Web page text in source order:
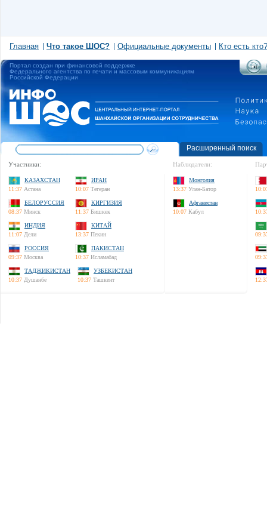
Главная Что такое ШОС? Официальные документы Кто есть кто?
Портал создан при финансовой поддержке
Федерального агентства по печати и массовым коммуникациям
Российской Федерации
Расширенный поиск
Участники:
КАЗАХСТАН
11:37 Астана
ИРАН
10:07 Тегеран
БЕЛОРУССИЯ
08:37 Минск
КИРГИЗИЯ
11:37 Бишкек
ИНДИЯ
11:07 Дели
КИТАЙ
13:37 Пекин
РОССИЯ
09:37 Москва
ПАКИСТАН
10:37 Исламабад
ТАДЖИКИСТАН
10:37 Душанбе
УЗБЕКИСТАН
10:37 Ташкент
Наблюдатели:
Монголия
13:37 Улан-Батор
Афганистан
10:07 Кабул